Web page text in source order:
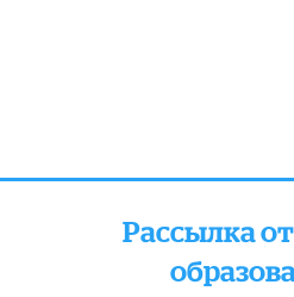
Рассылка